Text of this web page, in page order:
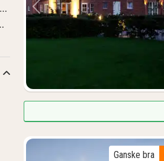
Forrige bilde
Ganske bra
Brugge: Guidet retro-sykkeltur til høydepunkter og skjulte perler (1)